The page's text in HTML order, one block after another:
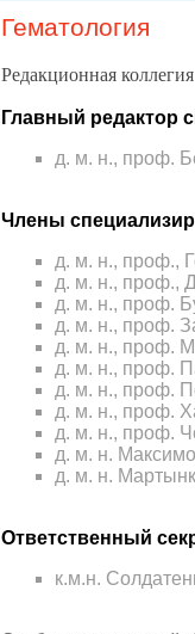
Гематология
Редакционная коллегия
Главный редактор
д. м. н., проф.
Члены
д. м. н., проф.,
д. м. н., проф.,
д. м. н., проф.
д. м. н., проф.
д. м. н., проф.
д. м. н., проф.
д. м. н., проф.
д. м. н., проф.
д. м. н., проф.
д. м. н.
д. м. н.
Ответственный
к.м.н.